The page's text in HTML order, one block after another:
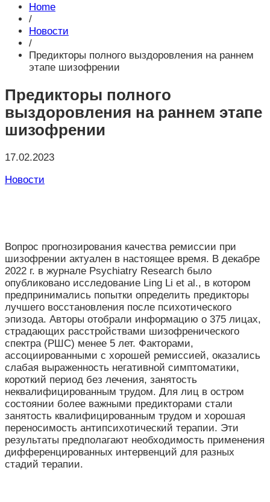
Home
/
Новости
/
Предикторы полного выздоровления на раннем
этапе шизофрении
Предикторы полного
выздоровления на раннем этапе
шизофрении
17.02.2023
Новости
Вопрос прогнозирования качества ремиссии при
шизофрении актуален в настоящее время. В декабре
2022 г. в журнале Psychiatry Research было
опубликовано исследование Ling Li et al., в котором
предпринимались попытки определить предикторы
лучшего восстановления после психотического
эпизода. Авторы отобрали информацию о 375 лицах,
страдающих расстройствами шизофренического
спектра (РШС) менее 5 лет. Факторами,
ассоциированными с хорошей ремиссией, оказались
слабая выраженность негативной симптоматики,
короткий период без лечения, занятость
неквалифицированным трудом. Для лиц в остром
состоянии более важными предикторами стали
занятость квалифицированным трудом и хорошая
переносимость антипсихотический терапии. Эти
результаты предполагают необходимость применения
дифференцированных интервенций для разных
стадий терапии.